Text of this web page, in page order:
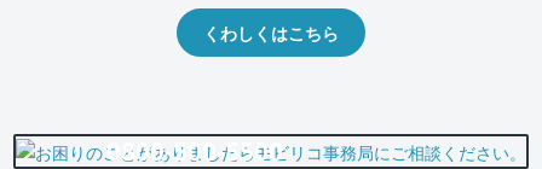
くわしくはこちら
0800-500-5500